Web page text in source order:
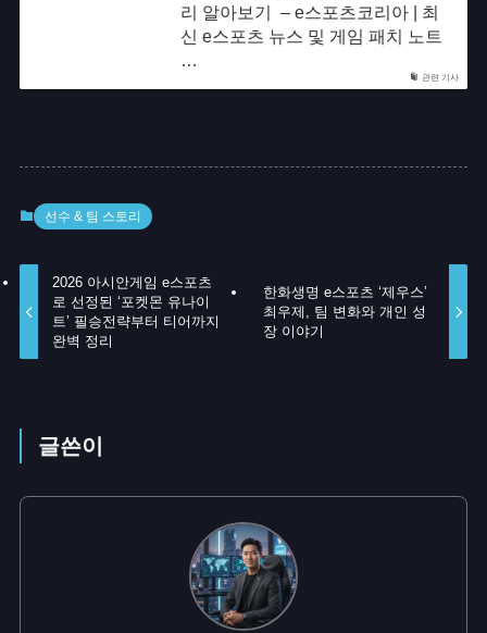
관련 기사
리 알아보기 – e스포츠코리아 | 최
신 e스포츠 뉴스 및 게임 패치 노트
…
선수 & 팀 스토리
2026 아시안게임 e스포츠
로 선정된 ‘포켓몬 유나이
트’ 필승전략부터 티어까지
완벽 정리
한화생명 e스포츠 ‘제우스’
최우제, 팀 변화와 개인 성
장 이야기
글쓴이